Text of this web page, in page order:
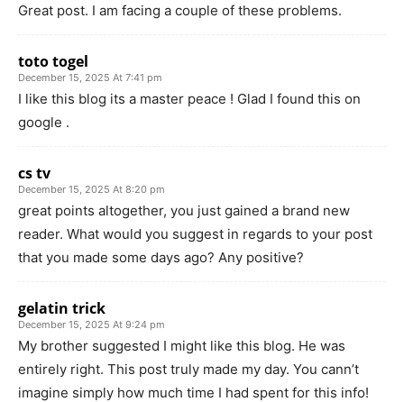
Great post. I am facing a couple of these problems.
toto togel
December 15, 2025 At 7:41 pm
I like this blog its a master peace ! Glad I found this on
google .
cs tv
December 15, 2025 At 8:20 pm
great points altogether, you just gained a brand new
reader. What would you suggest in regards to your post
that you made some days ago? Any positive?
gelatin trick
December 15, 2025 At 9:24 pm
My brother suggested I might like this blog. He was
entirely right. This post truly made my day. You cann’t
imagine simply how much time I had spent for this info!